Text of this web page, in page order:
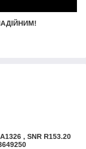
, SNR R153.20